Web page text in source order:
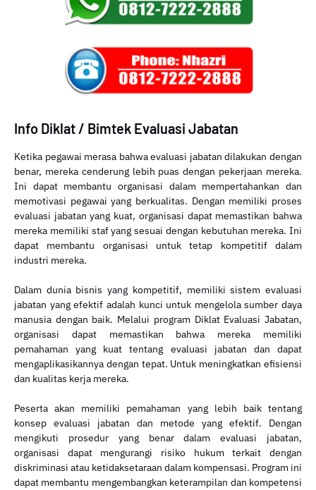
Info Diklat / Bimtek Evaluasi Jabatan
Ketika pegawai merasa bahwa evaluasi jabatan dilakukan dengan
benar, mereka cenderung lebih puas dengan pekerjaan mereka.
Ini dapat membantu organisasi dalam mempertahankan dan
memotivasi pegawai yang berkualitas. Dengan memiliki proses
evaluasi jabatan yang kuat, organisasi dapat memastikan bahwa
mereka memiliki staf yang sesuai dengan kebutuhan mereka. Ini
dapat membantu organisasi untuk tetap kompetitif dalam
industri mereka.
Dalam dunia bisnis yang kompetitif, memiliki sistem evaluasi
jabatan yang efektif adalah kunci untuk mengelola sumber daya
manusia dengan baik. Melalui program Diklat Evaluasi Jabatan,
organisasi dapat memastikan bahwa mereka memiliki
pemahaman yang kuat tentang evaluasi jabatan dan dapat
mengaplikasikannya dengan tepat. Untuk meningkatkan efisiensi
dan kualitas kerja mereka.
Peserta akan memiliki pemahaman yang lebih baik tentang
konsep evaluasi jabatan dan metode yang efektif. Dengan
mengikuti prosedur yang benar dalam evaluasi jabatan,
organisasi dapat mengurangi risiko hukum terkait dengan
diskriminasi atau ketidaksetaraan dalam kompensasi. Program ini
dapat membantu mengembangkan keterampilan dan kompetensi